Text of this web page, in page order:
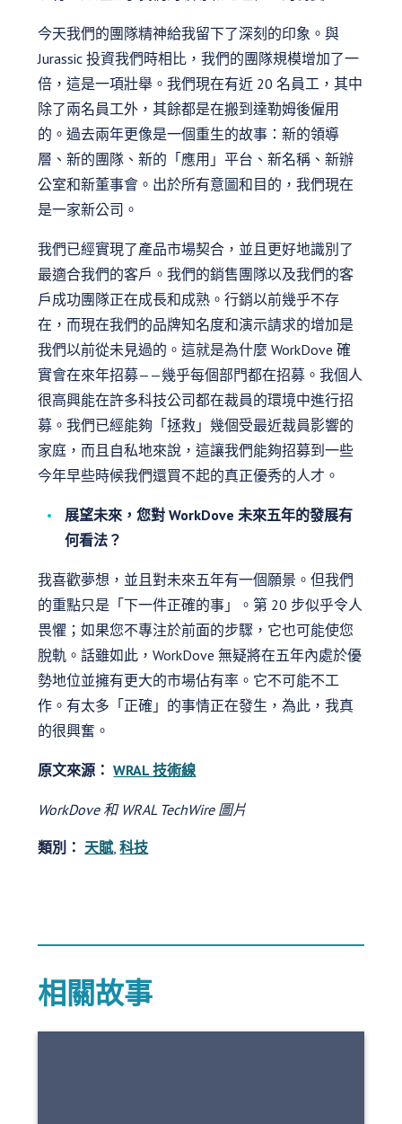
今天我們的團隊精神給我留下了深刻的印象。與
Jurassic 投資我們時相比，我們的團隊規模增加了一
倍，這是一項壯舉。我們現在有近 20 名員工，其中
除了兩名員工外，其餘都是在搬到達勒姆後僱用
的。過去兩年更像是一個重生的故事：新的領導
層、新的團隊、新的「應用」平台、新名稱、新辦
公室和新董事會。出於所有意圖和目的，我們現在
是一家新公司。
我們已經實現了產品市場契合，並且更好地識別了
最適合我們的客戶。我們的銷售團隊以及我們的客
戶成功團隊正在成長和成熟。行銷以前幾乎不存
在，而現在我們的品牌知名度和演示請求的增加是
我們以前從未見過的。這就是為什麼 WorkDove 確
實會在來年招募——幾乎每個部門都在招募。我個人
很高興能在許多科技公司都在裁員的環境中進行招
募。我們已經能夠「拯救」幾個受最近裁員影響的
家庭，而且自私地來說，這讓我們能夠招募到一些
今年早些時候我們還買不起的真正優秀的人才。
展望未來，您對 WorkDove 未來五年的發展有
何看法？
我喜歡夢想，並且對未來五年有一個願景。但我們
的重點只是「下一件正確的事」。第 20 步似乎令人
畏懼；如果您不專注於前面的步驟，它也可能使您
脫軌。話雖如此，WorkDove 無疑將在五年內處於優
勢地位並擁有更大的市場佔有率。它不可能不工
作。有太多「正確」的事情正在發生，為此，我真
的很興奮。
原文來源：WRAL 技術線
WorkDove 和 WRAL TechWire 圖片
類別： 天賦,科技
相關故事